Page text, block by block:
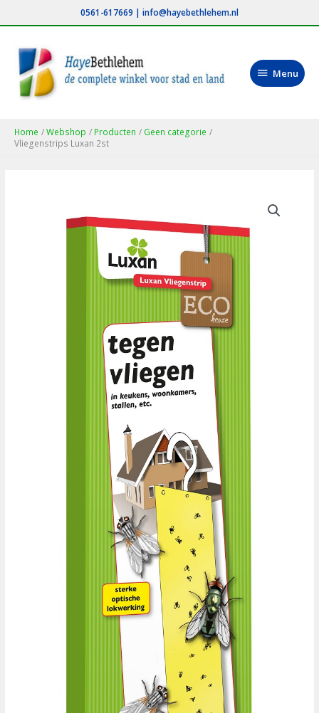
naar
inhoud
0561-617669 | info@hayebethlehem.nl
Menu
Menu
Home Webshop Producten
Geen categorie
Vliegenstrips Luxan 2st